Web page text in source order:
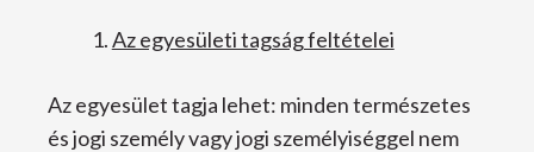
Az egyesületi tagság feltételei
Az egyesület tagja lehet: minden természetes
és jogi személy vagy jogi személyiséggel nem